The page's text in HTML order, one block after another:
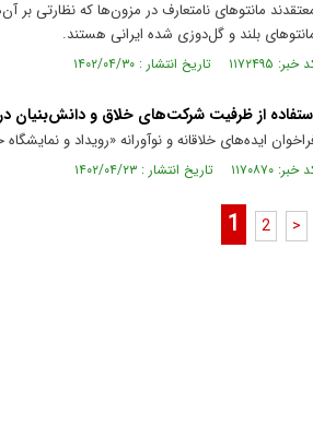
مانتو‌های نامتعارف در مزون‌ها که نظارتی
بلند و گل‌د‌وزی شده ایرانی هستند.
۱۱۷۲۴۹۵ تاریخ انتشار : ۱۴۰۲/۰۴/۳۰
از ظرفیت شرکت‌های خلاق و دانش‌بنیان
ایده‌های خلاقانه و نوآورانه «رویداد و
۱۱۷۰۸۷۰ تاریخ انتشار : ۱۴۰۲/۰۴/۲۳
1 2 >